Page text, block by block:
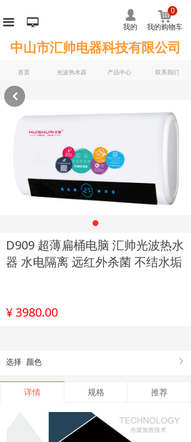
首页 光波热水器 产品中心 联系我们
中山市汇帅电器科技有限公司
넙
我的
낙
我的购物车
0
끀 넡
D909 超薄扁桶电脑 汇帅光波热水
器 水电隔离 远红外杀菌 不结水垢
¥3980.00
ꁕ
选择 颜色
详情 规格 推荐
낒